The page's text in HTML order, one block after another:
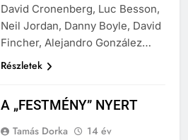
David Cronenberg, Luc Besson,
Neil Jordan, Danny Boyle, David
Fincher, Alejandro González…
Részletek
A „FESTMÉNY” NYERT
Tamás Dorka
14 év